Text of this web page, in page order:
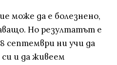
може да е болезнено,
Но резултатът е
септември ни учи да
и да живеем